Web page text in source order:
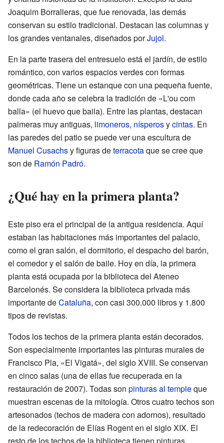
Joaquim Borralleras, que fue renovada, las demás
conservan su estilo tradicional. Destacan las columnas y
los grandes ventanales, diseñados porJujol.
En la parte trasera del entresuelo está el jardín, de estilo
romántico, con varios espacios verdes con formas
geométricas. Tiene un estanque con una pequeña fuente,
donde cada año se celebra la tradición de «L'ou com
balla» (el huevo que baila). Entre las plantas, destacan
palmeras muy antiguas, limoneros, nísperosycintas. En
las paredes del patio se puede ver una escultura de
Manuel Cusachsy figuras deterracotaque se cree que
son de Ramón Padró.
¿Qué hay en la primera planta?
Este piso era el principal de la antigua residencia. Aquí
estaban las habitaciones más importantes del palacio,
como el gran salón, el dormitorio, el despacho del barón,
el comedor y el salón de baile. Hoy en día, la primera
planta está ocupada por la biblioteca del Ateneo
Barcelonés. Se considera la biblioteca privada más
importante deCataluña, con casi 300.000 libros y 1.800
tipos de revistas.
Todos los techos de la primera planta están decorados.
Son especialmente importantes las pinturas murales de
Francisco Pla, «El Vigatá», del siglo XVIII. Se conservan
en cinco salas (una de ellas fue recuperada en la
restauración de 2007). Todas son pinturas al templeque
muestran escenas de la mitología. Otros cuatro techos son
artesonados (techos de madera con adornos), resultado
de la redecoración de Elías Rogent en el siglo XIX. El